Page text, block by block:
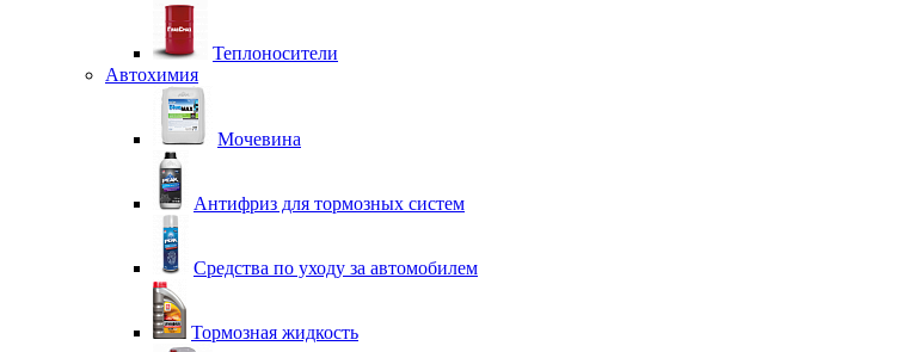
Теплоносители
Автохимия
Мочевина
Антифриз для тормозных систем
Средства по уходу за автомобилем
Тормозная жидкость